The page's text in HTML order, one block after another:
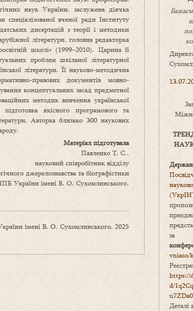
наук України, заслужена діячка
вченої ради Інституту
дисертацій з теорії і методики
літератури, головна редакторка
школі» (1999–2010). Царина її
проблем шкільної літературної
літератури. Її науково-методична
правових документів мовно-
концептуальних засад предметної
методик вивчення української
якісного програмового та
Авторка близько 300 наукових
Матеріал підготувала
Павленко Т. С.,
науковий співробітник відділу
джерелознавства та біографістики
України імені В. О. Сухомлинського.
імені В. О. Сухомлинського, 2025
за
vniaso/
https://
d/
Деталі